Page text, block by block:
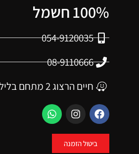
100% חשמל
054-9120035
08-9110666
חיים הרצוג 2 מתחם בליליוס גדרה
ביטול הזמנה